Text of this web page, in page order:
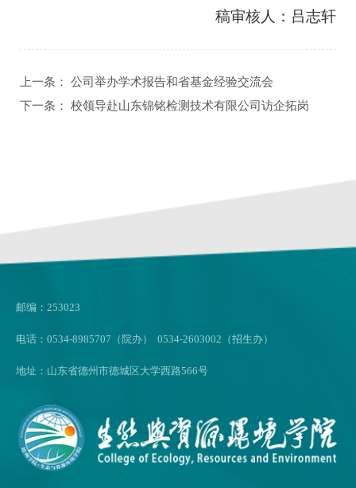
稿审核人：吕志轩
上一条： 公司举办学术报告和省基金经验交流会
下一条： 校领导赴山东锦铭检测技术有限公司访企拓岗
邮编：253023
电话：0534-8985707（院办） 0534-2603002（招生办）
地址：山东省德州市德城区大学西路566号